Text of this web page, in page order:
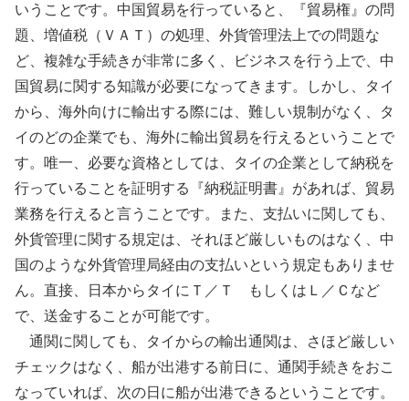
いうことです。中国貿易を行っていると、『貿易権』の問
題、増値税（ＶＡＴ）の処理、外貨管理法上での問題な
ど、複雑な手続きが非常に多く、ビジネスを行う上で、中
国貿易に関する知識が必要になってきます。しかし、タイ
から、海外向けに輸出する際には、難しい規制がなく、タ
イのどの企業でも、海外に輸出貿易を行えるということで
す。唯一、必要な資格としては、タイの企業として納税を
行っていることを証明する『納税証明書』があれば、貿易
業務を行えると言うことです。また、支払いに関しても、
外貨管理に関する規定は、それほど厳しいものはなく、中
国のような外貨管理局経由の支払いという規定もありませ
ん。直接、日本からタイにＴ／Ｔ もしくはＬ／Ｃなど
で、送金することが可能です。
通関に関しても、タイからの輸出通関は、さほど厳しい
チェックはなく、船が出港する前日に、通関手続きをおこ
なっていれば、次の日に船が出港できるということです。